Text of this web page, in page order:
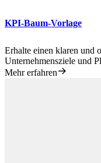
KPI-Baum-Vorlage
Erhalte einen klaren und
Unternehmensziele und
Mehr erfahren